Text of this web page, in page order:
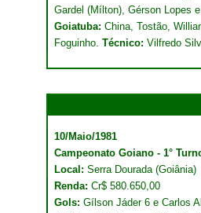
Gardel (Mílton), Gérson Lopes
Goiatuba: China, Tostão,
Foguinho. Técnico: Vilfredo
10/Maio/1981
Campeonato Goiano - 1°
Local: Serra Dourada (Goiânia)
Renda: Cr$ 580.650,00
Gols: Gílson Jáder 6 e Carlos